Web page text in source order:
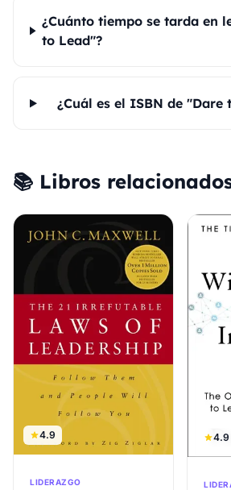
¿Cuánto tiempo se tarda en
to Lead"?
¿Cuál es el ISBN de "Dare
📚 Libros
4.9
LIDERAZGO
4.9